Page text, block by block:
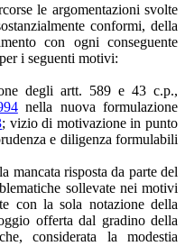
le argomentazioni svolte
conformi, della
con ogni conseguente
i seguenti motivi:
degli artt. 589 e 43 c.p.,
nella nuova formulazione
; vizio di motivazione in punto
e diligenza formulabili
mancata risposta da parte del
sollevate nei motivi
con la sola notazione della
offerta dal gradino della
considerata la modestia